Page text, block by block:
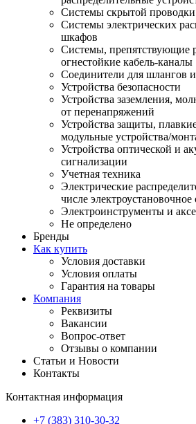
Системы скрытой
Системы электрических
шкафов
Системы, препятствующие
огнестойкие кабель-каналы
Соединители для шлангов
Устройства безопасности
Устройства заземления,
от перенапряжений
Устройства защиты,
модульные устройства/
Устройства оптической и
сигнализации
Учетная техника
Электрические
числе
Электроинструменты и
Не определено
Бренды
Как купить
Условия доставки
Условия оплаты
Гарантия на товары
Компания
Реквизиты
Вакансии
Вопрос-ответ
Отзывы о компании
Статьи и Новости
Контакты
Контактная информация
+7 (383) 310-30-32